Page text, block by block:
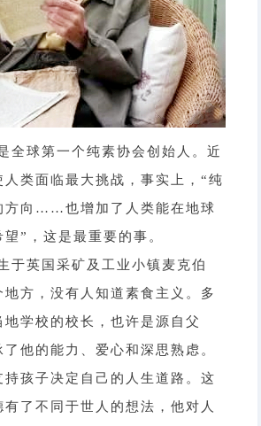
全球第一个纯素协会创始人。近
人类面临最大挑战，事实上，“纯
方向……也增加了人类能在地球
望”，这是最重要的事。
于英国采矿及工业小镇麦克伯
地方，没有人知道素食主义。多
地学校的校长，也许是源自父
他的能力、爱心和深思熟虑。
持孩子决定自己的人生道路。这
了不同于世人的想法，他对人